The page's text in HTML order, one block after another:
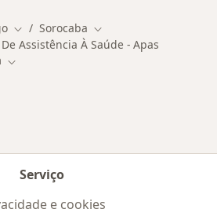
Mudar de cidade
Sorocaba Mudar de cidade
Assistência À Saúde - Apas
Mudar de cidade
Serviço
e cookies